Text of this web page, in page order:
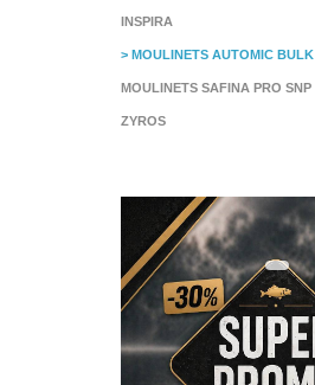
INSPIRA
> MOULINETS AUTOMIC BULK
MOULINETS SAFINA PRO SNP
ZYROS